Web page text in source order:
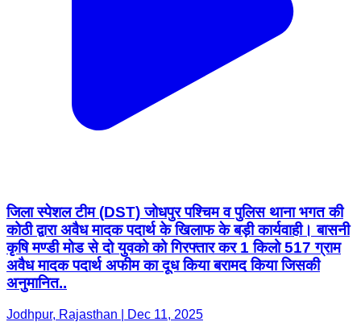
जिला स्पेशल टीम (DST) जोधपुर पश्चिम व पुलिस थाना भगत की
कोठी द्वारा अवैध मादक पदार्थ के खिलाफ के बड़ी कार्यवाही। बासनी
कृषि मण्डी मोड से दो युवको को गिरफ्तार कर 1 किलो 517 ग्राम
अवैध मादक पदार्थ अफीम का दूध किया बरामद किया जिसकी
अनुमानित..
Jodhpur, Rajasthan | Dec 11, 2025